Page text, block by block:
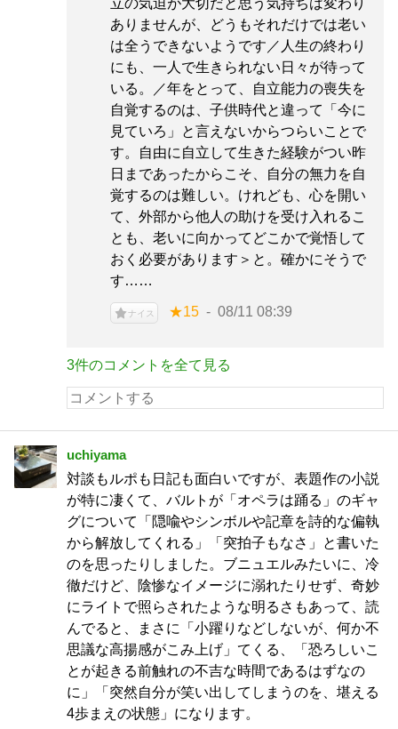
立の気迫が大切だと思う気持ちは変わり
ありませんが、どうもそれだけでは老い
は全うできないようです／人生の終わり
にも、一人で生きられない日々が待って
いる。／年をとって、自立能力の喪失を
自覚するのは、子供時代と違って「今に
見ていろ」と言えないからつらいことで
す。自由に自立して生きた経験がつい昨
日まであったからこそ、自分の無力を自
覚するのは難しい。けれども、心を開い
て、外部から他人の助けを受け入れるこ
とも、老いに向かってどこかで覚悟して
おく必要があります＞と。確かにそうで
す……
ナイス ★15 08/11 08:39
3件のコメントを全て見る
uchiyama
対談もルポも日記も面白いですが、表題作の小説
が特に凄くて、バルトが「オペラは踊る」のギャ
グについて「隠喩やシンボルや記章を詩的な偏執
から解放してくれる」「突拍子もなさ」と書いた
のを思ったりしました。ブニュエルみたいに、冷
徹だけど、陰惨なイメージに溺れたりせず、奇妙
にライトで照らされたような明るさもあって、読
んでると、まさに「小躍りなどしないが、何か不
思議な高揚感がこみ上げ」てくる、「恐ろしいこ
とが起きる前触れの不吉な時間であるはずなの
に」「突然自分が笑い出してしまうのを、堪える
4歩まえの状態」になります。